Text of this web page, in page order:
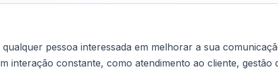
pessoa interessada em melhorar a sua
interação constante, como atendimento ao cliente, gestão